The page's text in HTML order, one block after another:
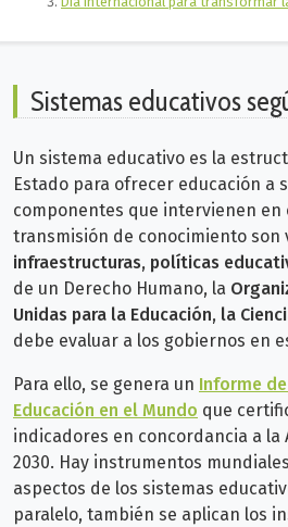
Sistemas educativos
Un sistema educativo es la
Estado para ofrecer educación a
componentes que intervienen en
transmisión de conocimiento son
infraestructuras, políticas
de un Derecho Humano, la
Unidas para la Educación, la
debe evaluar a los gobiernos en
Para ello, se genera un Informe
Educación en el Mundo que
indicadores en concordancia a la
2030. Hay instrumentos
aspectos de los sistemas
paralelo, también se aplican los